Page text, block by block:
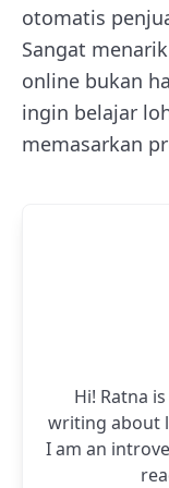
otomatis
Sangat
online bukan
ingin belajar
memasarkan
Hi! Ratna
writing about
I am an